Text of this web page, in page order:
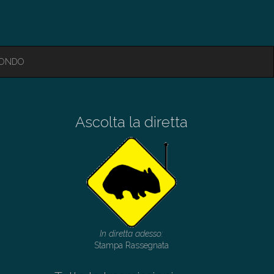
Ascolta la diretta
In diretta adesso:
Stampa Rassegnata